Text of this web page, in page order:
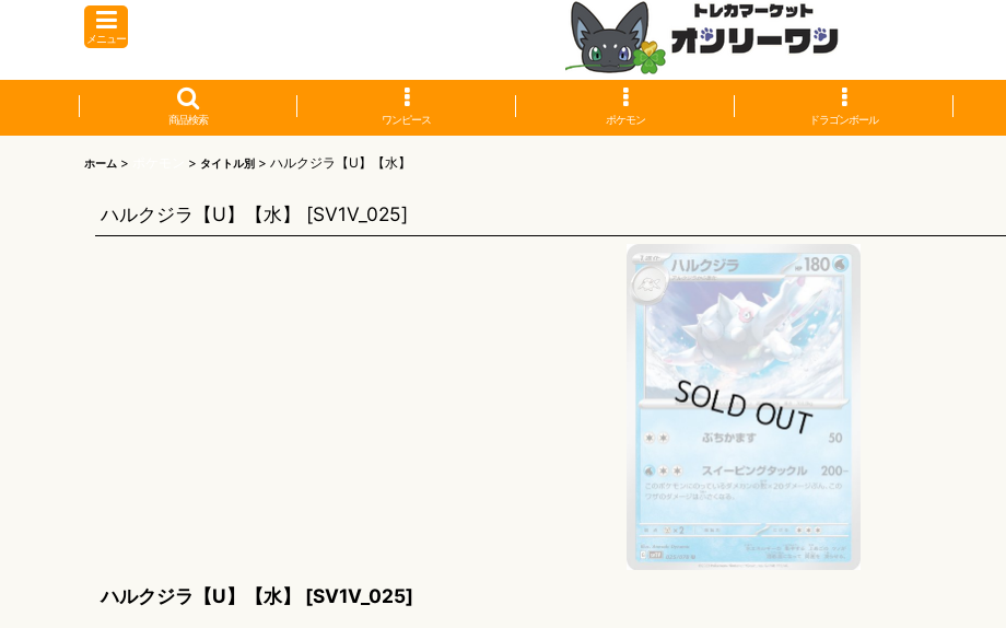
メニュー
商品検索 ワンピース ポケモン ドラゴンボール
ホーム > > タイトル別 > ハルクジラ【U】【水】
ハルクジラ【U】【水】 [SV1V_025]
ハルクジラ【U】【水】 [SV1V_025]